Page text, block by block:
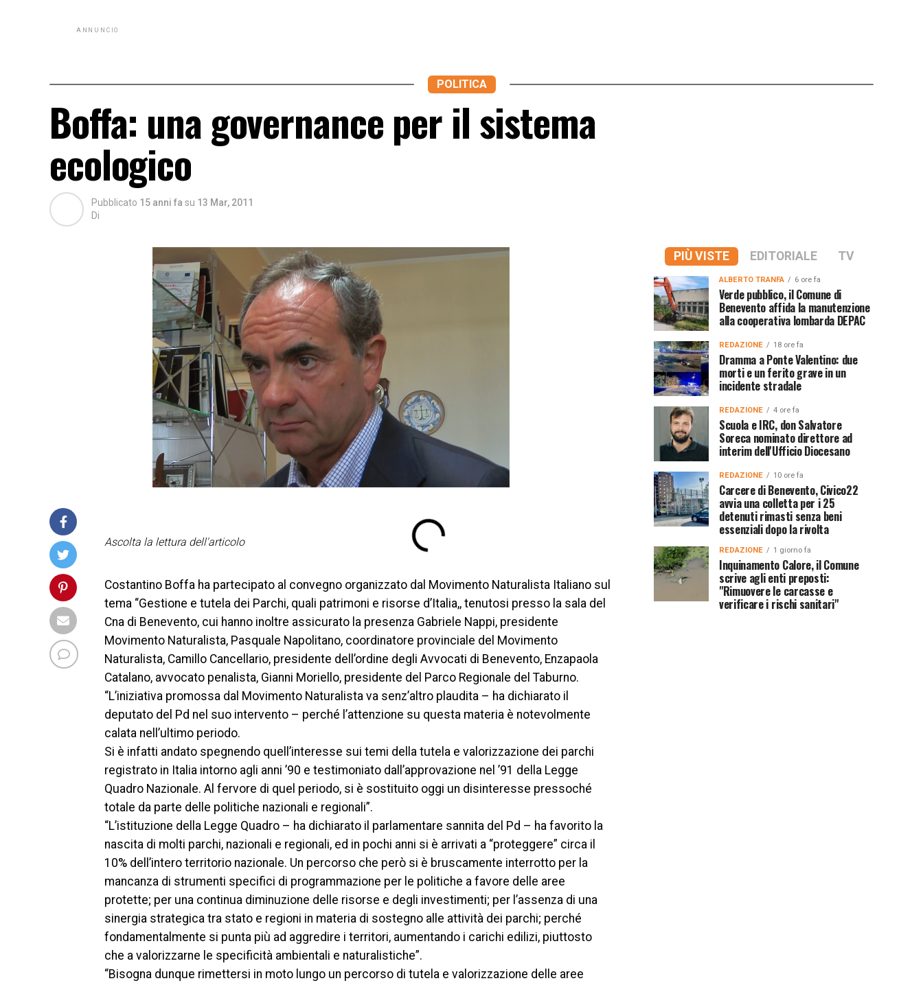
ANNUNCIO
POLITICA
Boffa: una governance per il sistema
ecologico
Pubblicato 15 anni fa su 13 Mar, 2011
Di
Ascolta la lettura dell'articolo
Costantino Boffa ha partecipato al convegno organizzato dal Movimento Naturalista Italiano sul
tema “Gestione e tutela dei Parchi, quali patrimoni e risorse d’Italia,, tenutosi presso la sala del
Cna di Benevento, cui hanno inoltre assicurato la presenza Gabriele Nappi, presidente
Movimento Naturalista, Pasquale Napolitano, coordinatore provinciale del Movimento
Naturalista, Camillo Cancellario, presidente dell’ordine degli Avvocati di Benevento, Enzapaola
Catalano, avvocato penalista, Gianni Moriello, presidente del Parco Regionale del Taburno.
“L’iniziativa promossa dal Movimento Naturalista va senz’altro plaudita – ha dichiarato il
deputato del Pd nel suo intervento – perché l’attenzione su questa materia è notevolmente
calata nell’ultimo periodo.
Si è infatti andato spegnendo quell’interesse sui temi della tutela e valorizzazione dei parchi
registrato in Italia intorno agli anni ’90 e testimoniato dall’approvazione nel ’91 della Legge
Quadro Nazionale. Al fervore di quel periodo, si è sostituito oggi un disinteresse pressoché
totale da parte delle politiche nazionali e regionali”.
“L’istituzione della Legge Quadro – ha dichiarato il parlamentare sannita del Pd – ha favorito la
nascita di molti parchi, nazionali e regionali, ed in pochi anni si è arrivati a “proteggere” circa il
10% dell’intero territorio nazionale. Un percorso che però si è bruscamente interrotto per la
mancanza di strumenti specifici di programmazione per le politiche a favore delle aree
protette; per una continua diminuzione delle risorse e degli investimenti; per l’assenza di una
sinergia strategica tra stato e regioni in materia di sostegno alle attività dei parchi; perché
fondamentalmente si punta più ad aggredire i territori, aumentando i carichi edilizi, piuttosto
che a valorizzarne le specificità ambientali e naturalistiche”.
“Bisogna dunque rimettersi in moto lungo un percorso di tutela e valorizzazione delle aree
PIÙ VISTE EDITORIALE TV
ALBERTO TRANFA 6 ore fa
Verde pubblico, il Comune di
Benevento affida la manutenzione
alla cooperativa lombarda DEPAC
REDAZIONE 18 ore fa
Dramma a Ponte Valentino: due
morti e un ferito grave in un
incidente stradale
REDAZIONE 4 ore fa
Scuola e IRC, don Salvatore
Soreca nominato direttore ad
interim dell'Ufficio Diocesano
REDAZIONE 10 ore fa
Carcere di Benevento, Civico22
avvia una colletta per i 25
detenuti rimasti senza beni
essenziali dopo la rivolta
REDAZIONE 1 giorno fa
Inquinamento Calore, il Comune
scrive agli enti preposti:
"Rimuovere le carcasse e
verificare i rischi sanitari"